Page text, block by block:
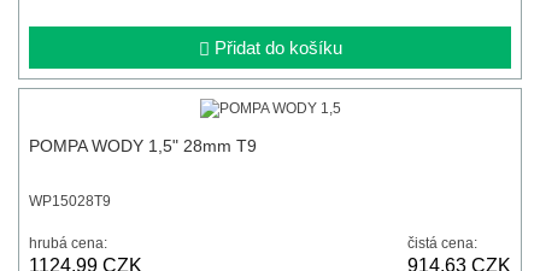
Přidat do košíku
POMPA WODY 1,5" 28mm T9
WP15028T9
hrubá cena:
1124,99 CZK
čistá cena:
914,63 CZK